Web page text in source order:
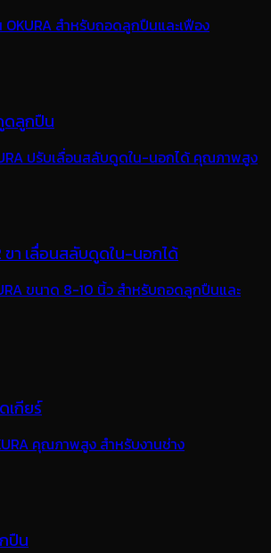
ดลูกปืน
ขา เลื่อนสลับดูดใน-นอกได้
เกียร์
ปืน